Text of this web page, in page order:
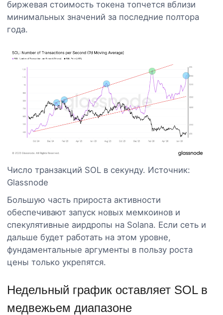
биржевая стоимость токена топчется вблизи
минимальных значений за последние полтора
года.
Число транзакций SOL в секунду. Источник:
Glassnode
Большую часть прироста активности
обеспечивают запуск новых мемкоинов и
спекулятивные аирдропы на Solana. Если сеть и
дальше будет работать на этом уровне,
фундаментальные аргументы в пользу роста
цены только укрепятся.
Недельный график оставляет SOL в
медвежьем диапазоне